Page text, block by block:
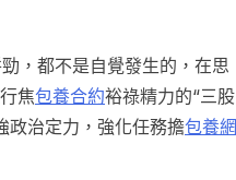
，都不是自覺發生的，在思
焦包養合約裕祿精力的“三股
政治定力，強化任務擔包養網